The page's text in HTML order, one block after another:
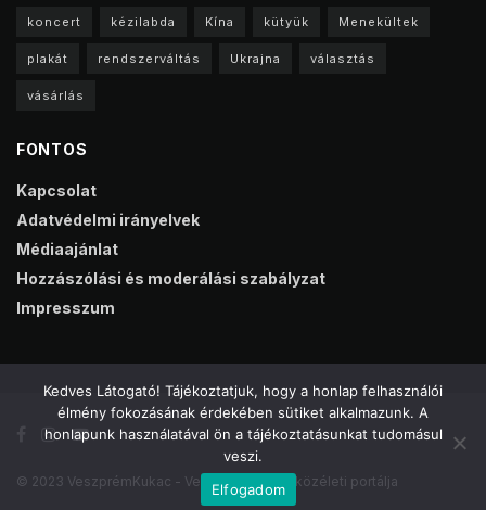
koncert kézilabda Kína kütyük Menekültek
plakát rendszerváltás Ukrajna választás
vásárlás
FONTOS
Kapcsolat
Adatvédelmi irányelvek
Médiaajánlat
Hozzászólási és moderálási szabályzat
Impresszum
© 2023 VeszprémKukac - Veszprém online közéleti portálja
Kedves Látogató! Tájékoztatjuk, hogy a honlap felhasználói
élmény fokozásának érdekében sütiket alkalmazunk. A
honlapunk használatával ön a tájékoztatásunkat tudomásul
veszi.
Elfogadom